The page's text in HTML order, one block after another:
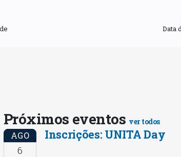
Data
Próximos eventos ver todos
AGO
6
Inscrições: UNITA Day